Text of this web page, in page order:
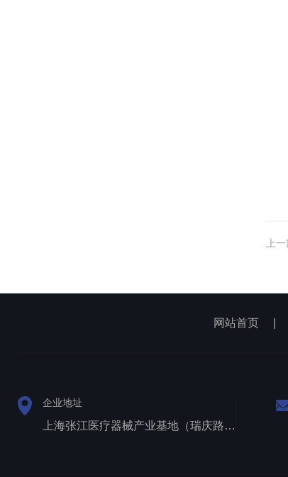
上
网站首页
企业地址
上海张江医疗器械产业基地（瑞庆路528号）